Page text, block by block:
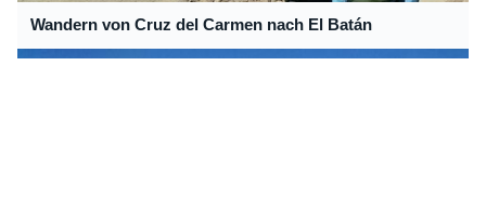
Wandern von Cruz del Carmen nach El Batán